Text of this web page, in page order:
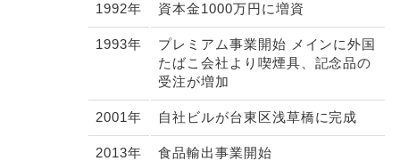
1992年 資本金1000万円に増資
1993年
プレミアム事業開始 メインに外国
たばこ会社より喫煙具、記念品の
受注が増加
2001年 自社ビルが台東区浅草橋に完成
2013年 食品輸出事業開始